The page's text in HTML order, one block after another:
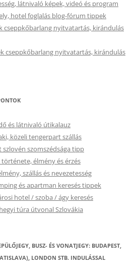
látnivaló képek, videó és program
hotel foglalás blog-fórum tippek
cseppkőbarlang nyitvatartás, kirándulás
cseppkőbarlang nyitvatartás, kirándulás
és látnivaló útikalauz
közeli tengerpart szállás
szlovén szomszédsága tipp
élmény és érzés
szállás és nevezetesség
és apartman keresés tippek
hotel / szoba / ágy keresés
túra útvonal Szlovákia
BUSZ- ÉS VONATJEGY: BUDAPEST,
LONDON STB. INDULÁSSAL